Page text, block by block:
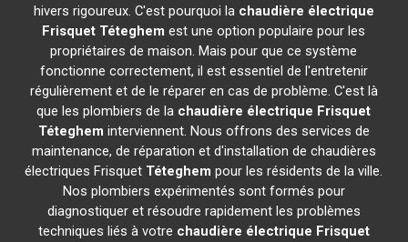
hivers rigoureux. C'est pourquoi la chaudière électrique
Frisquet Téteghem est une option populaire pour les
propriétaires de maison. Mais pour que ce système
fonctionne correctement, il est essentiel de l'entretenir
régulièrement et de le réparer en cas de problème. C'est là
que les plombiers de la chaudière électrique Frisquet
Téteghem interviennent. Nous offrons des services de
maintenance, de réparation et d'installation de chaudières
électriques Frisquet Téteghem pour les résidents de la ville.
Nos plombiers expérimentés sont formés pour
diagnostiquer et résoudre rapidement les problèmes
techniques liés à votre chaudière électrique Frisquet